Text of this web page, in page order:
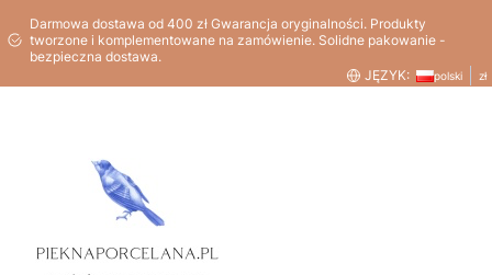
Darmowa dostawa od 400 zł Gwarancja oryginalności. Produkty
tworzone i komplementowane na zamówienie. Solidne pakowanie -
bezpieczna dostawa.
JĘZYK:
polski zł